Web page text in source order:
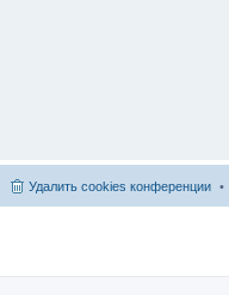
Удалить cookies конференции